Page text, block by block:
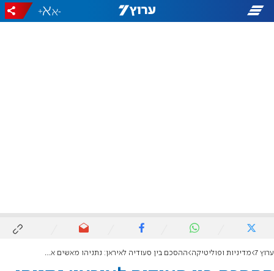
-
+
ערוץ 7 מדיניות ופוליטיקה ההסכם בין סעודיה לאיראן: נתניהו מאשים את בנט